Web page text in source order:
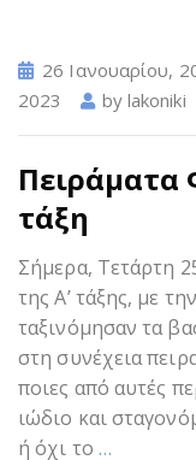
26 Ιανουαρίου,
2023
by lakoniki
Πειράματα
τάξη
Σήμερα, Τετάρτη
της Α’ τάξης, με
ταξινόμησαν τα
στη συνέχεια
ποιες από αυτές
ιώδιο και
ή όχι το …